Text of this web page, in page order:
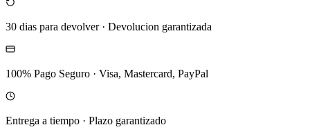
30 dias para devolver· Devolucion garantizada
100% Pago Seguro · Visa, Mastercard, PayPal
Entrega a tiempo · Plazo garantizado